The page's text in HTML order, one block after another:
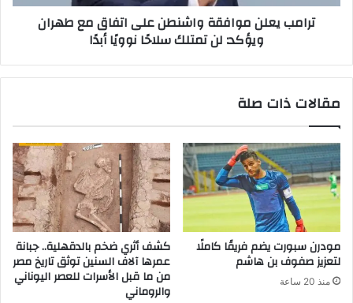
ترامب يعلن موافقة واشنطن على اتفاق مع طهران
ويؤكد: لن تمتلك سلاحًا نوويًا أبدًا
مقالات ذات صلة
مودرن سبورت يضم فريقًا كاملًا
لتعزيز صفوف بن هاشم
منذ 20 ساعة
كشف أثري ضخم بالدقهلية.. جبانة
عمرها آلاف السنين توثق تاريخ مصر
من ما قبل الأسرات للعصر اليوناني
والروماني